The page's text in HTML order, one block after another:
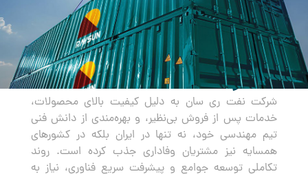
صادرات
شرکت نفت ری سان به دلیل کیفیت بالای محصولات،
خدمات پس از فروش بی‌نظیر، و بهره‌مندی از دانش فنی
تیم مهندسی خود، نه تنها در ایران بلکه در کشورهای
همسایه نیز مشتریان وفاداری جذب کرده است. روند
تکاملی توسعه جوامع و پیشرفت سریع فناوری، نیاز به